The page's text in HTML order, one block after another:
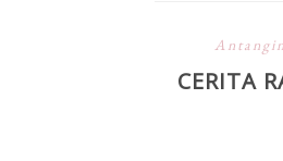
Antangin
CERITA